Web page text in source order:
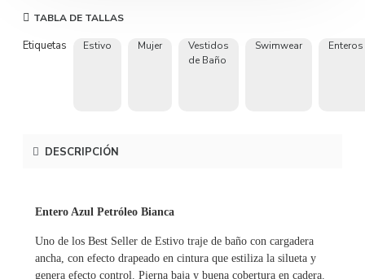
TABLA DE TALLAS
Etiquetas Estivo Mujer
Vestidos
de Baño
Swimwear Enteros
DESCRIPCIÓN
Entero Azul Petróleo Bianca
Uno de los Best Seller de Estivo traje de baño con cargadera
ancha, con efecto drapeado en cintura que estiliza la silueta y
genera efecto control. Pierna baja y buena cobertura en cadera.